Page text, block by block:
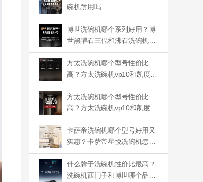
碗机耐用吗
博世洗碗机哪个系列好用？博
世黑曜石三代和沸石洗碗机哪
个好用
方太洗碗机哪个型号性价比
高？方太洗碗机vp10和凯度T
100哪个好
方太洗碗机哪个型号性价比
高？方太洗碗机vp10和凯度T
100哪个好
卡萨帝洗碗机哪个型号好用又
实惠？卡萨帝星悦洗碗机怎么
样
什么牌子洗碗机性价比最高？
洗碗机西门子和博世哪个品牌